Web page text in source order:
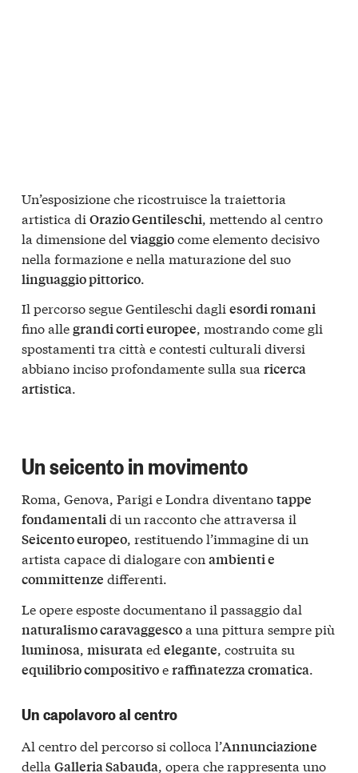
Un’esposizione che ricostruisce la traiettoria
artistica di Orazio Gentileschi, mettendo al centro
la dimensione del viaggiocome elemento decisivo
nella formazione e nella maturazione del suo
linguaggio pittorico.
Il percorso segue Gentileschi dagli esordi romani
fino allegrandi corti europee, mostrando come gli
spostamenti tra città e contesti culturali diversi
abbiano inciso profondamente sulla sua ricerca
artistica.
Un seicento in movimento
Roma, Genova, Parigi e Londra diventanotappe
fondamentalidi un racconto che attraversa il
Seicento europeo, restituendo l’immagine di un
artista capace di dialogare con ambienti e
committenze differenti.
Le opere esposte documentano il passaggio dal
naturalismo caravaggescoa una pittura sempre più
luminosa, misurataed elegante, costruita su
equilibrio compositivoeraffinatezza cromatica.
Un capolavoro al centro
Al centro del percorso si colloca l’Annunciazione
della Galleria Sabauda, opera che rappresenta uno